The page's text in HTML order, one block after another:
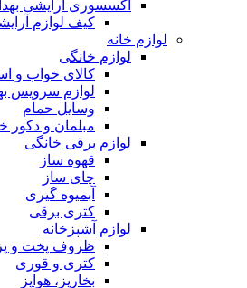
اکسسوری آرایشی
کیف لوازم
لوازم خانه
لوازم خانگی
کالای خواب و
لوازم سرویس
وسایل حمام
مبلمان و دکور
لوازم برقی خانگی
قهوه ساز
چای ساز
آبمیوه گیری
کتری برقی
لوازم آشپزخانه
ظروف پخت و پز
کتری و قوری
بخارپز، هواپز